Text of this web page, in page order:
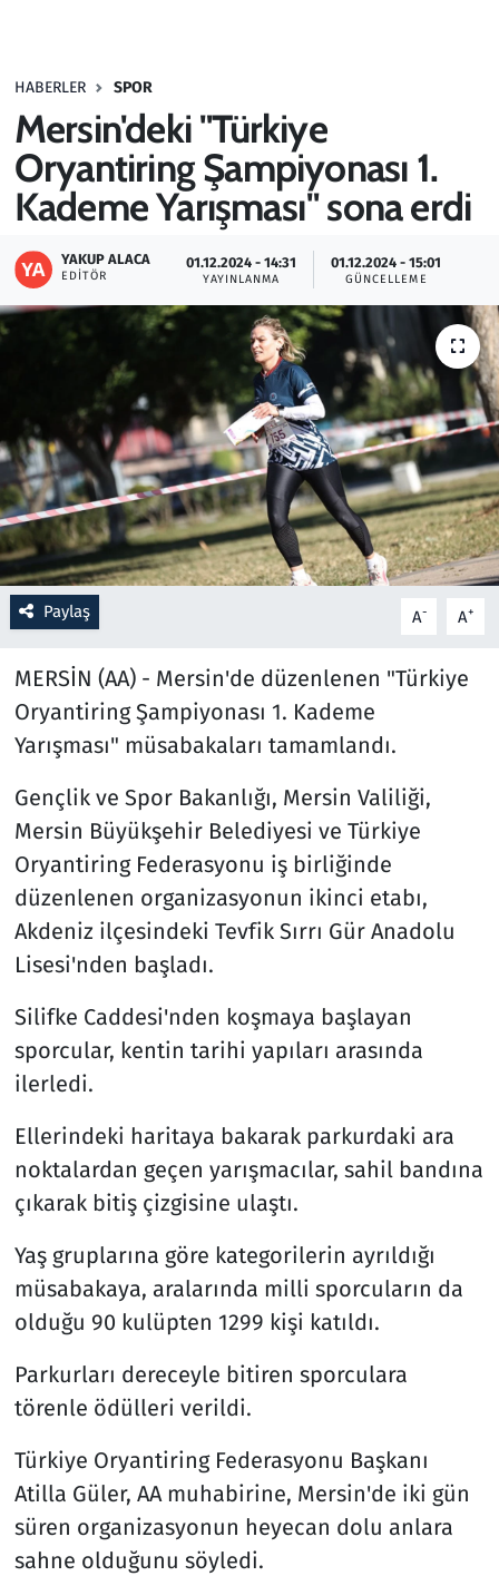
HABERLER SPOR
Mersin'deki "Türkiye
Oryantiring Şampiyonası 1.
Kademe Yarışması" sona erdi
YAKUP ALACA
EDITÖR
01.12.2024 - 14:31
YAYINLANMA
01.12.2024 - 15:01
GÜNCELLEME
Paylaş A- A+
MERSİN (AA) - Mersin'de düzenlenen "Türkiye
Oryantiring Şampiyonası 1. Kademe
Yarışması" müsabakaları tamamlandı.
Gençlik ve Spor Bakanlığı, Mersin Valiliği,
Mersin Büyükşehir Belediyesi ve Türkiye
Oryantiring Federasyonu iş birliğinde
düzenlenen organizasyonun ikinci etabı,
Akdeniz ilçesindeki Tevfik Sırrı Gür Anadolu
Lisesi'nden başladı.
Silifke Caddesi'nden koşmaya başlayan
sporcular, kentin tarihi yapıları arasında
ilerledi.
Ellerindeki haritaya bakarak parkurdaki ara
noktalardan geçen yarışmacılar, sahil bandına
çıkarak bitiş çizgisine ulaştı.
Yaş gruplarına göre kategorilerin ayrıldığı
müsabakaya, aralarında milli sporcuların da
olduğu 90 kulüpten 1299 kişi katıldı.
Parkurları dereceyle bitiren sporculara
törenle ödülleri verildi.
Türkiye Oryantiring Federasyonu Başkanı
Atilla Güler, AA muhabirine, Mersin'de iki gün
süren organizasyonun heyecan dolu anlara
sahne olduğunu söyledi.
Haber
Kültür Sanat
Kurumsal Haberler
Lezzet Durağı
Memur ve Kamu
Otomobil
Oyun
Ramazan
Resmi İlanlar
Rüya Tabirleri
Sağlık
Savunma Sanayi
Spor
Teknoloji ve Bilim
Televizyon